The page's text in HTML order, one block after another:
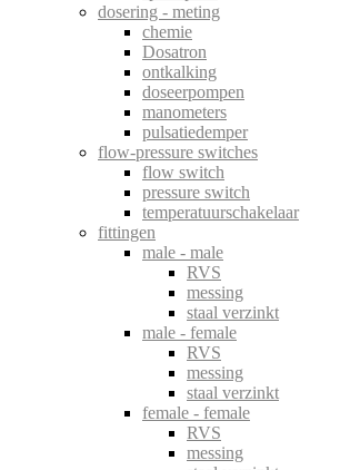
dosering - meting
chemie
Dosatron
ontkalking
doseerpompen
manometers
pulsatiedemper
flow-pressure switches
flow switch
pressure switch
temperatuurschakelaar
fittingen
male - male
RVS
messing
staal verzinkt
male - female
RVS
messing
staal verzinkt
female - female
RVS
messing